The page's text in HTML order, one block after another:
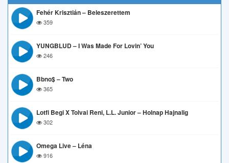
Fehér Krisztián – Beleszerettem
359
YUNGBLUD – I Was Made For Lovin’ You
246
Bbno$ – Two
365
Lotfi Begi X Tolvai Reni, L.L. Junior – Holnap Hajnalig
302
Omega Live – Léna
916